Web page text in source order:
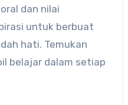
dan nilai
untuk berbuat
hati. Temukan
belajar dalam setiap